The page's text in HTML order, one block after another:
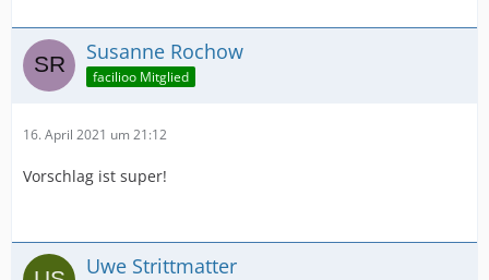
Susanne Rochow
facilioo Mitglied
16. April 2021 um 21:12
Vorschlag ist super!
Uwe Strittmatter